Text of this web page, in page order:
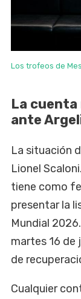
Los trofeos de
La
ante
La situación
Lionel
tiene como
presentar la
Mundial
martes 16 de
de
Cualquier